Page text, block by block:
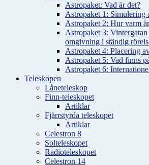
Astropaket: Vad är det?
Astropaket 1: Simulering
Astropaket 2: Hur varm
Astropaket 3:
omgivning i ständig
Astropaket 4: Placering
Astropaket 5: Vad finns
Astropaket 6:
Teleskopen
Låneteleskop
Finn-teleskopet
Artiklar
Fjärrstyrda teleskopet
Artiklar
Celestron 8
Solteleskopet
Radioteleskopet
Celestron 14